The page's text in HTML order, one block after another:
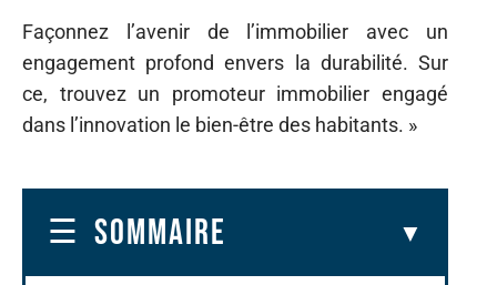
Façonnez l’avenir de l’immobilier avec un
engagement profond envers la durabilité. Sur
ce, trouvez un promoteur immobilier engagé
dans l’innovation le bien-être des habitants. »
SOMMAIRE